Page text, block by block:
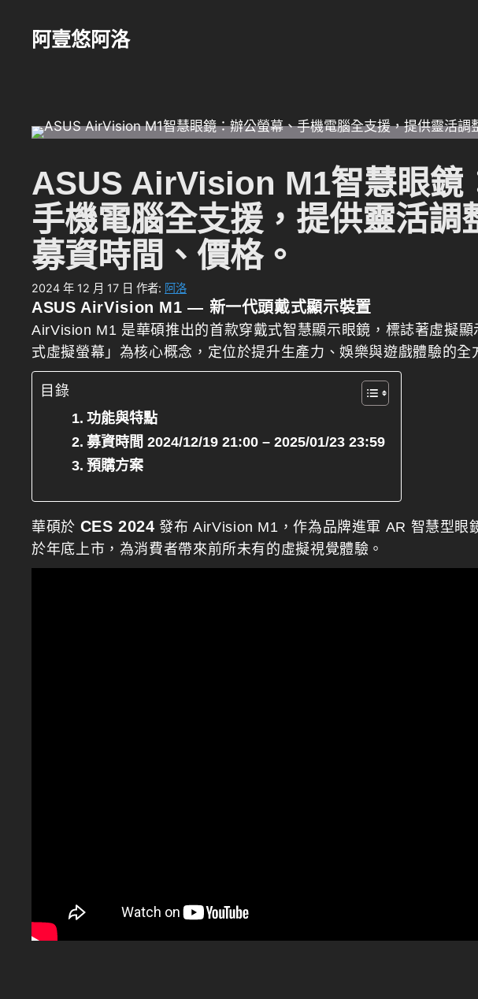
阿壹悠阿洛
ASUS AirVision M1智慧眼鏡
手機電腦全支援，提供靈活調
募資時間、價格。
2024 年 12 月 17 日 作者: 阿洛
ASUS AirVision M1 — 新一代頭戴式顯示裝置
AirVision M1 是華碩推出的首款穿戴式智慧顯示眼鏡，標誌著虛擬
式虛擬螢幕」為核心概念，定位於提升生產力、娛樂與遊戲體驗的全
目錄
功能與特點
募資時間 2024/12/19 21:00 – 2025/01/23 23:59
預購方案
華碩於 CES 2024 發布 AirVision M1，作為品牌進軍 AR 智慧型眼
於年底上市，為消費者帶來前所未有的虛擬視覺體驗。